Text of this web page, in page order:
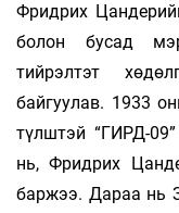
Фридрих
болон бусад
тийрэлтэт
байгуулав. 1933
түлштэй “ГИРД-
нь, Фридрих
баржээ. Дараа нь